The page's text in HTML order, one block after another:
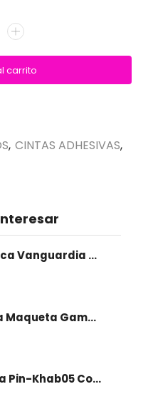
carrito
, CINTAS ADHESIVAS,
Pintura Acrilica Vanguardia Metalica 100 Ml
Artículo Para Maqueta Gama Zoologico Chico
Pincel Pascua Pin-Khab05 Con 15